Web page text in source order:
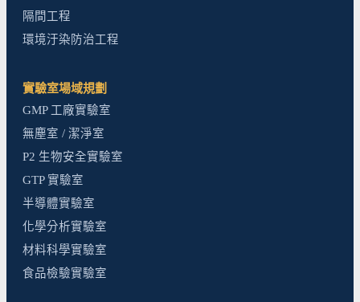
隔間工程
環境汙染防治工程
實驗室場域規劃
GMP 工廠實驗室
無塵室 / 潔淨室
P2 生物安全實驗室
GTP 實驗室
半導體實驗室
化學分析實驗室
材料科學實驗室
食品檢驗實驗室